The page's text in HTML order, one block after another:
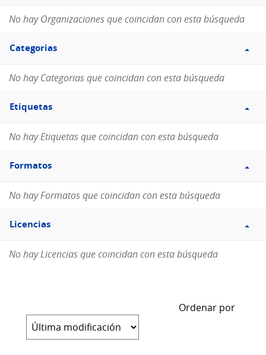
No hay Organizaciones que coincidan con esta búsqueda
Filtro
Categorias
Categorias
No hay Categorias que coincidan con esta búsqueda
Filtro
Etiquetas
Etiquetas
No hay Etiquetas que coincidan con esta búsqueda
Filtro
Formatos
Formatos
No hay Formatos que coincidan con esta búsqueda
Filtro
Licencias
Licencias
No hay Licencias que coincidan con esta búsqueda
Ordenar por